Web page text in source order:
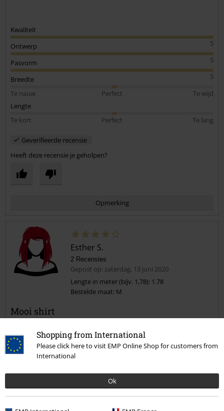
Shopping from International
Please click here to visit EMP Online Shop for customers from
International
Ok
Kwaliteit
5
Ontwerp
5
Pasvorm
5
Breedte
Te nauw
Perfect
Te wijd
Lengte
Te kort
Perfect Te lang
Geverifieerde recensie
Heeft deze recensie je geholpen?
Opmerking
Commentaar versturen
Esther S.
2 Recensies
Gepost op: zaterdag, 13 juni 2020
Lengte in meter (bijv. 1,78): 1.78
Bestelde maat: M
Mooi shirt
wat los om het lijf, en een wat dikke stof maar absoluut mooi
genoeg om te houden.
5